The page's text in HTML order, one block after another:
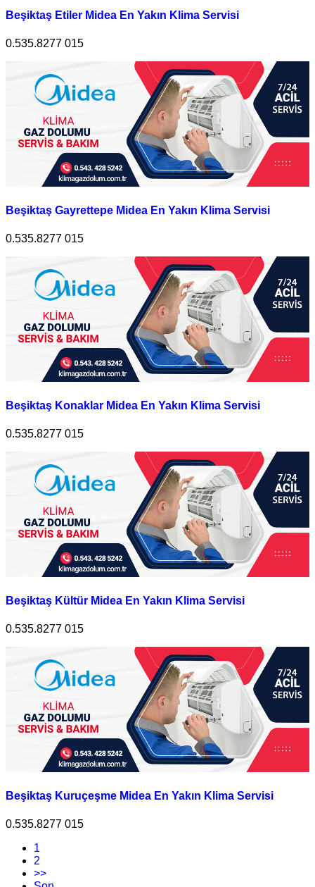
Beşiktaş Etiler Midea En Yakın Klima Servisi
0.535.8277 015
Beşiktaş Gayrettepe Midea En Yakın Klima Servisi
0.535.8277 015
Beşiktaş Konaklar Midea En Yakın Klima Servisi
0.535.8277 015
Beşiktaş Kültür Midea En Yakın Klima Servisi
0.535.8277 015
Beşiktaş Kuruçeşme Midea En Yakın Klima Servisi
0.535.8277 015
1
2
>>